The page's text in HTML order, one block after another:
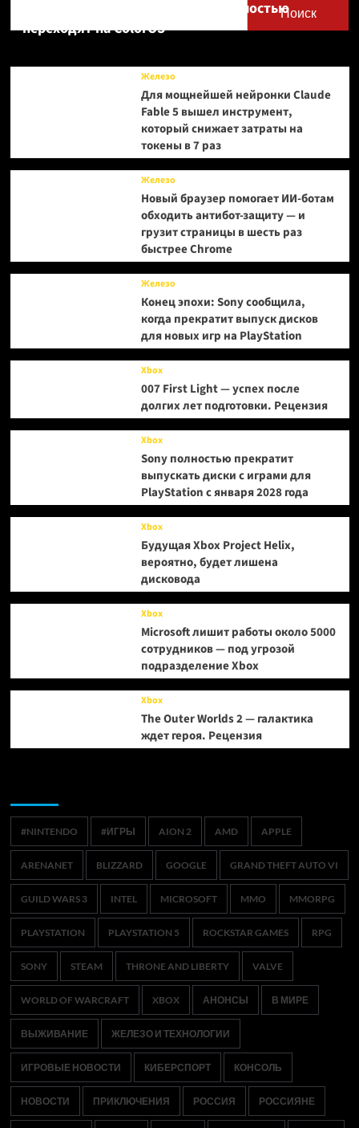
Поиск
Realme UI — OnePlus и realme полностью
переходят на ColorOS
Железо
Для мощнейшей нейронки Claude
Fable 5 вышел инструмент,
который снижает затраты на
токены в 7 раз
Железо
Новый браузер помогает ИИ-ботам
обходить антибот-защиту — и
грузит страницы в шесть раз
быстрее Chrome
Железо
Конец эпохи: Sony сообщила,
когда прекратит выпуск дисков
для новых игр на PlayStation
Xbox
007 First Light — успех после
долгих лет подготовки. Рецензия
Xbox
Sony полностью прекратит
выпускать диски с играми для
PlayStation с января 2028 года
Xbox
Будущая Xbox Project Helix,
вероятно, будет лишена
дисковода
Xbox
Microsoft лишит работы около 5000
сотрудников — под угрозой
подразделение Xbox
Xbox
The Outer Worlds 2 — галактика
ждет героя. Рецензия
#NINTENDO #ИГРЫ AION 2 AMD APPLE
ARENANET BLIZZARD GOOGLE GRAND THEFT AUTO VI
GUILD WARS 3 INTEL MICROSOFT MMO MMORPG
PLAYSTATION PLAYSTATION 5 ROCKSTAR GAMES RPG
SONY STEAM THRONE AND LIBERTY VALVE
WORLD OF WARCRAFT XBOX АНОНСЫ В МИРЕ
ВЫЖИВАНИЕ ЖЕЛЕЗО И ТЕХНОЛОГИИ
ИГРОВЫЕ НОВОСТИ КИБЕРСПОРТ КОНСОЛЬ
НОВОСТИ ПРИКЛЮЧЕНИЯ РОССИЯ РОССИЯНЕ